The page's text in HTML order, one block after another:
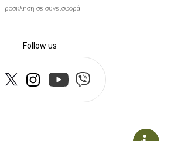
Πρόσκληση σε συνεισφορά
Follow us